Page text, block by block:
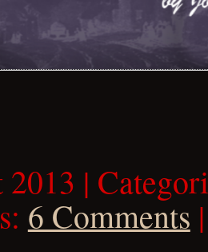
2013 |
6 Comments |